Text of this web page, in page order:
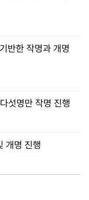
반한 작명과 개명
섯명만 작명 진행
개명 진행